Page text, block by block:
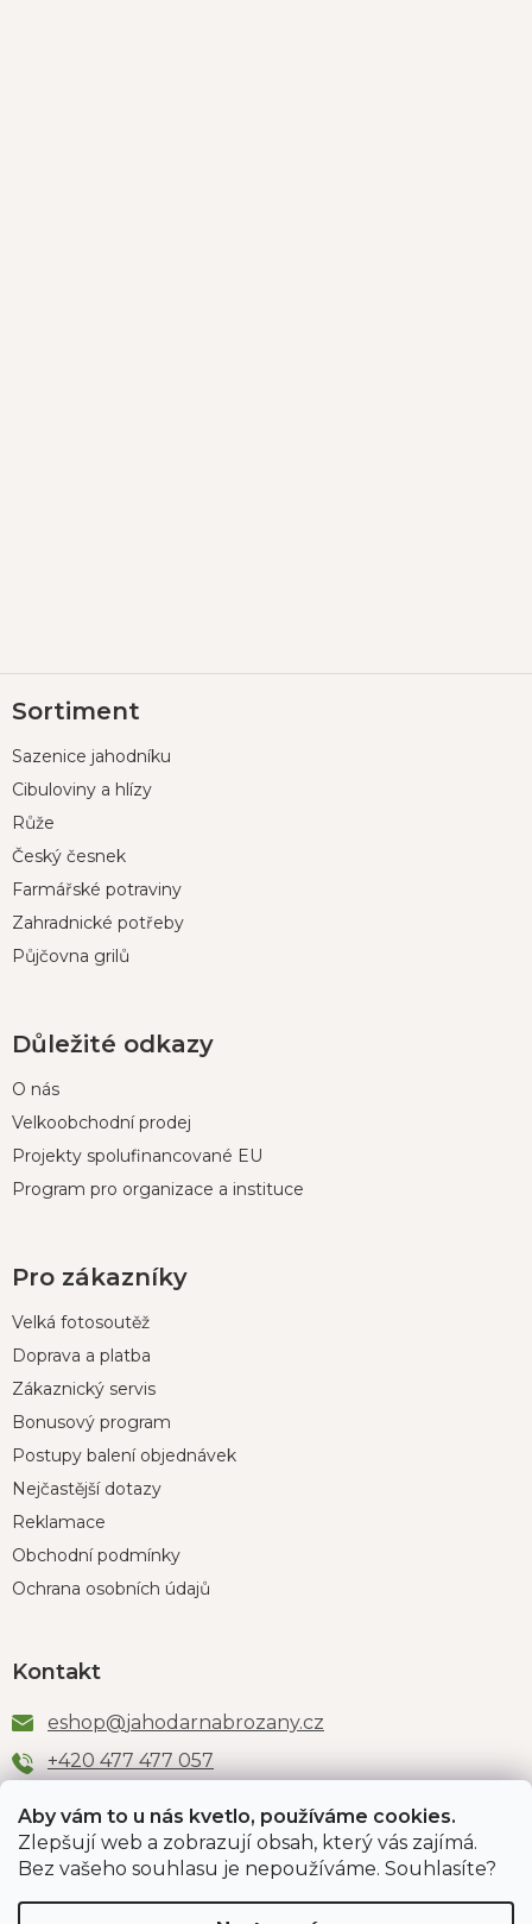
Aby vám to u nás kvetlo, používáme cookies.
Zlepšují web a zobrazují obsah, který vás zajímá.
Bez vašeho souhlasu je nepoužíváme. Souhlasíte?
á
a
Sortiment
Sazenice jahodníku
Cibuloviny a hlízy
Růže
Český česnek
Farmářské potraviny
Zahradnické potřeby
Půjčovna grilů
Důležité odkazy
O nás
Velkoobchodní prodej
Projekty spolufinancované EU
Program pro organizace a instituce
Pro zákazníky
Velká fotosoutěž
Doprava a platba
Zákaznický servis
Bonusový program
Postupy balení objednávek
Nejčastější dotazy
Reklamace
Obchodní podmínky
Ochrana osobních údajů
Kontakt
eshop@jahodarnabrozany.cz
+420 477 477 057
Odběr newsletteru